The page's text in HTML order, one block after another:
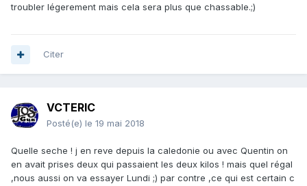
troubler légerement mais cela sera plus que chassable.;)
Citer
VCTERIC
Posté(e) le 19 mai 2018
Quelle seche ! j en reve depuis la caledonie ou avec Quentin on
en avait prises deux qui passaient les deux kilos ! mais quel régal
,nous aussi on va essayer Lundi ;) par contre ,ce qui est certain c